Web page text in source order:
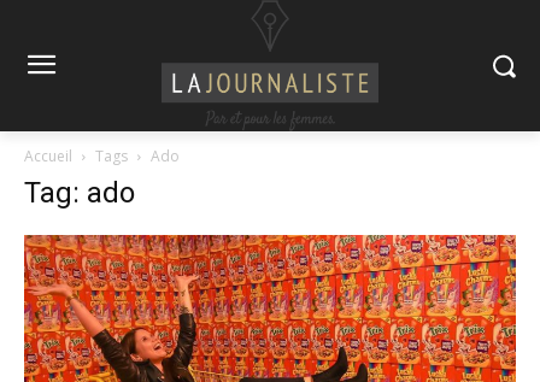
Accueil Tags Ado
Tag: ado